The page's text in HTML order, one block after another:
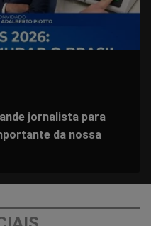
jornalista para
da nossa